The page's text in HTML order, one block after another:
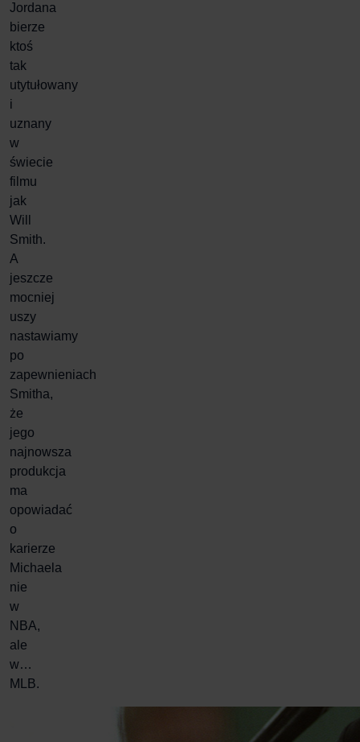
Jordana
bierze
ktoś
tak
utytułowany
i
uznany
w
świecie
filmu
jak
Will
Smith.
A
jeszcze
mocniej
uszy
nastawiamy
po
zapewnieniach
Smitha,
że
jego
najnowsza
produkcja
ma
opowiadać
o
karierze
Michaela
nie
w
NBA,
ale
w…
MLB.